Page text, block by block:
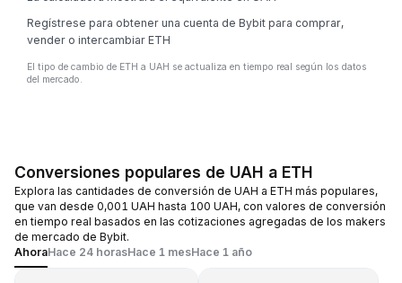
Regístrese para obtener una cuenta de Bybit para comprar,
vender o intercambiar ETH
El tipo de cambio de ETH a UAH se actualiza en tiempo real según los datos
del mercado.
Conversiones populares de UAH a ETH
Explora las cantidades de conversión de UAH a ETH más populares,
que van desde 0,001 UAH hasta 100 UAH, con valores de conversión
en tiempo real basados en las cotizaciones agregadas de los makers
de mercado de Bybit.
AhoraHace 24 horasHace 1 mesHace 1 año